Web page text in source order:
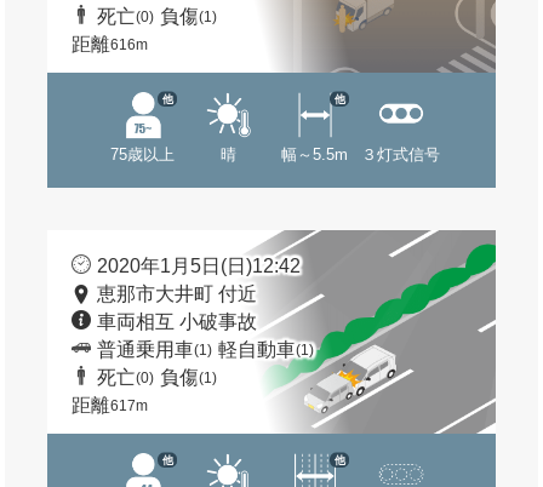
死亡(0) 負傷(1)
距離616m
75歳以上
他
晴 幅～5.5m
他
３灯式信号
2020年1月5日(日)12:42
恵那市大井町 付近
車両相互 小破事故
普通乗用車(1) 軽自動車(1)
死亡(0) 負傷(1)
距離617m
他 他